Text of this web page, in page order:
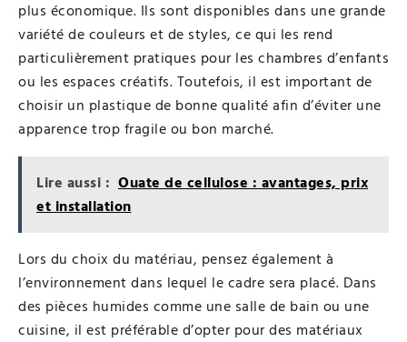
plus économique. Ils sont disponibles dans une grande
variété de couleurs et de styles, ce qui les rend
particulièrement pratiques pour les chambres d’enfants
ou les espaces créatifs. Toutefois, il est important de
choisir un plastique de bonne qualité afin d’éviter une
apparence trop fragile ou bon marché.
Lire aussi : Ouate de cellulose : avantages, prix
et installation
Lors du choix du matériau, pensez également à
l’environnement dans lequel le cadre sera placé. Dans
des pièces humides comme une salle de bain ou une
cuisine, il est préférable d’opter pour des matériaux